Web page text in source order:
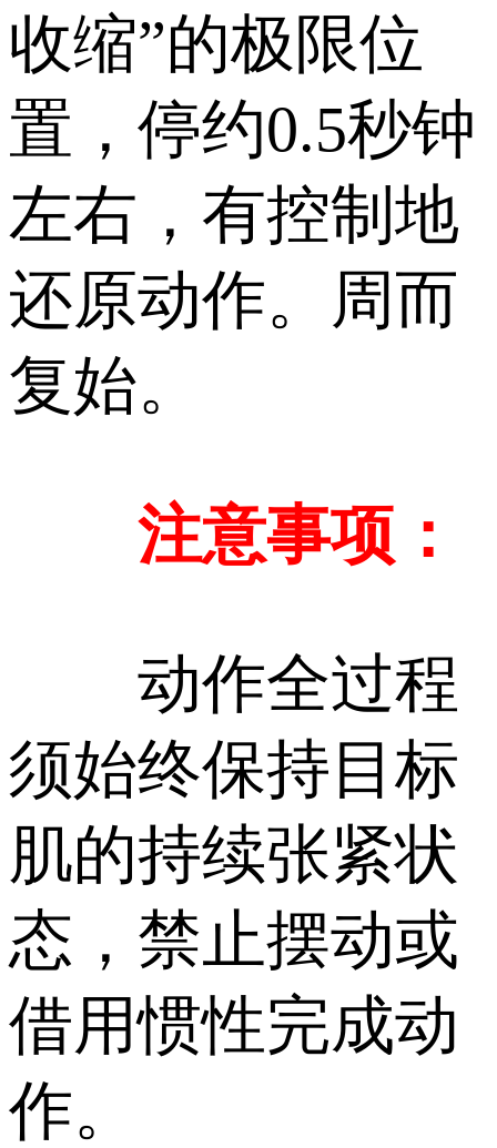
收缩”的极限位
置，停约0.5秒钟
左右，有控制地
还原动作。周而
复始。
注意事项：
动作全过程
须始终保持目标
肌的持续张紧状
态，禁止摆动或
借用惯性完成动
作。